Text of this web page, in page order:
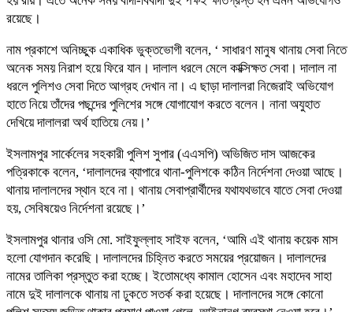
রয়েছে।
নাম প্রকাশে অনিচ্ছুক একাধিক ভুক্তভোগী বলেন, ‘ সাধারণ মানুষ থানায় সেবা নিতে
অনেক সময় নিরাশ হয়ে ফিরে যান। দালাল ধরলে মেলে কাক্সিক্ষত সেবা। দালাল না
ধরলে পুলিশও সেবা দিতে আগ্রহ দেখান না। এ ছাড়া দালালরা নিজেরাই অভিযোগ
হাতে নিয়ে তাঁদের পছন্দের পুলিশের সঙ্গে যোগাযোগ করতে বলেন। নানা অযুহাত
দেখিয়ে দালালরা অর্থ হাতিয়ে নেয়।’
ইসলামপুর সার্কেলের সহকারী পুলিশ সুপার (এএসপি) অভিজিত দাস আজকের
পত্রিকাকে বলেন, ‘দালালদের ব্যাপারে থানা-পুলিশকে কঠিন নির্দেশনা দেওয়া আছে।
থানায় দালালদের স্থান হবে না। থানায় সেবাপ্রার্থীদের যথাযথভাবে যাতে সেবা দেওয়া
হয়, সেবিষয়েও নির্দেশনা রয়েছে।’
ইসলামপুর থানার ওসি মো. সাইফুল্লাহ সাইফ বলেন, ‘আমি এই থানায় কয়েক মাস
হলো যোগদান করেছি। দালালদের চিহ্নিত করতে সময়ের প্রয়োজন। দালালদের
নামের তালিকা প্রস্তুত করা হচ্ছে। ইতোমধ্যে কামাল হোসেন এবং মহাদেব সাহা
নামে দুই দালালকে থানায় না ঢুকতে সতর্ক করা হয়েছে। দালালদের সঙ্গে কোনো